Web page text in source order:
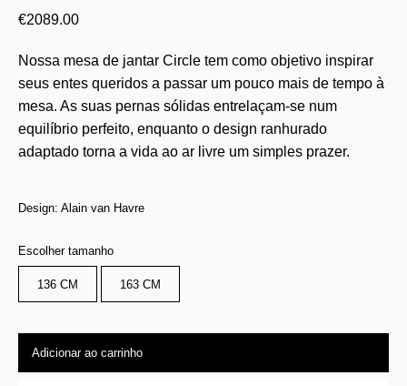
€2089.00
Nossa mesa de jantar Circle tem como objetivo inspirar
seus entes queridos a passar um pouco mais de tempo à
mesa. As suas pernas sólidas entrelaçam-se num
equilíbrio perfeito, enquanto o design ranhurado
adaptado torna a vida ao ar livre um simples prazer.
Design: Alain van Havre
Escolher tamanho
136 CM 163 CM
Adicionar ao carrinho